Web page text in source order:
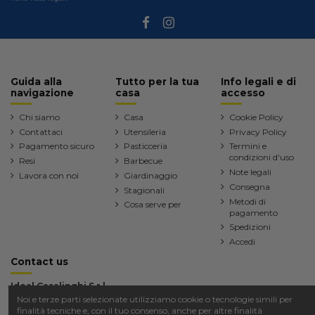
Guida alla
navigazione
Chi siamo
Contattaci
Pagamento sicuro
Resi
Lavora con noi
Tutto per la tua
casa
Casa
Utensileria
Pasticceria
Barbecue
Giardinaggio
Stagionali
Cosa serve per
Info legali e di
accesso
Cookie Policy
Privacy Policy
Termini e
condizioni d'uso
Note legali
Consegna
Metodi di
pagamento
Spedizioni
Accedi
Contact us
Ideal Casalinghi S.r.l.
Via Canosa km 31,628 76123 Andria (BT)
Noi e terze parti selezionate utilizziamo cookie o tecnologie simili per
finalità tecniche e, con il tuo consenso, anche per altre finalità